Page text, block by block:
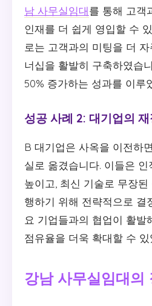
남 사무실임대를 통해 고객
인재를 더 쉽게 영입할 수
로는 고객과의 미팅을 더
너십을 활발히 구축하였습
50% 증가하는 성과를 이루
성공 사례 2: 대기업의 재
B 대기업은 사옥을 이전하
실로 옮겼습니다. 이들은
높이고, 최신 기술로 무장
행하기 위해 전략적으로 결
요 기업들과의 협업이 활발
점유율을 더욱 확대할 수 있
강남 사무실임대의